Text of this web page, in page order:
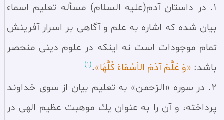
1. در داستان آدم(عليه السلام) مسأله تعليم اسماء
بيان شده كه اشاره به علم و آگاهى بر اسرار آفرينش
تمام موجودات است نه اينكه در علوم دينى منحصر
باشد: «وَ عَلَّمَ آدَمَ الاَسْمَاءَ كُلَّهَا».
(1)
2. در سوره «الرّحمن» به تعليم بيان از سوى خداوند
پرداخته، و آن را به عنوان يك موهبت عظيم الهى در